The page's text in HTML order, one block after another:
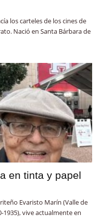
los carteles de los cines de
Nació en Santa Bárbara de
en tinta y papel
Evaristo Marín (Valle de
1935), vive actualmente en